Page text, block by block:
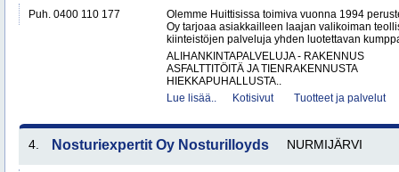
Puh. 0400 110 177
Olemme Huittisissa toimiva vuonna 1994
Oy tarjoaa asiakkailleen laajan valikoiman
kiinteistöjen palveluja yhden luotettavan
ALIHANKINTAPALVELUJA - RAKENNUS
ASFALTTITÖITÄ JA TIENRAKENNUSTA
HIEKKAPUHALLUSTA..
Lue lisää..
Kotisivut Tuotteet ja palvelut
4. Nosturiexpertit Oy Nosturilloyds NURMIJÄRVI